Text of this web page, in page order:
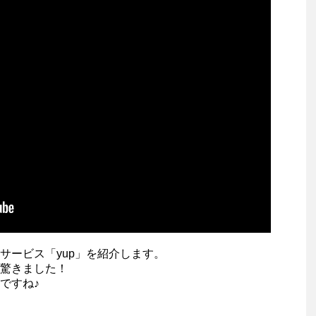
ービス「yup」を紹介します。
きました！
すね♪